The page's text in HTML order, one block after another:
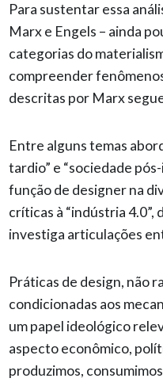
Para sustentar essa
Marx e Engels – ainda
categorias do
compreender
descritas por Marx
Entre alguns temas
tardio” e “sociedade
função de designer na
críticas à “indústria
investiga articulações
Práticas de design, não
condicionadas aos
um papel ideológico
aspecto econômico,
produzimos,